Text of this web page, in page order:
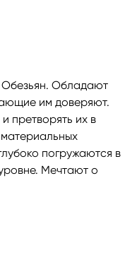
Обладают
им доверяют.
претворять их в
погружаются в
Мечтают о